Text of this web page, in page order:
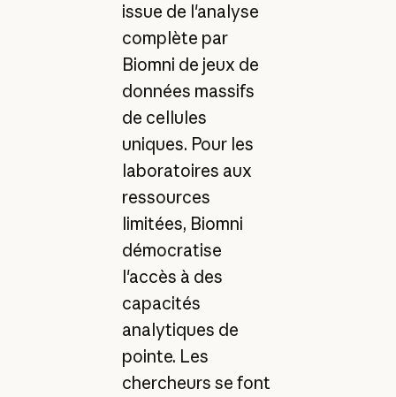
issue de l'analyse
complète par
Biomni de jeux de
données massifs
de cellules
uniques. Pour les
laboratoires aux
ressources
limitées, Biomni
démocratise
l'accès à des
capacités
analytiques de
pointe. Les
chercheurs se font